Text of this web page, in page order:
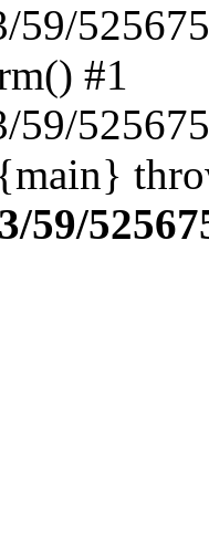
59/
#1
59/
59/